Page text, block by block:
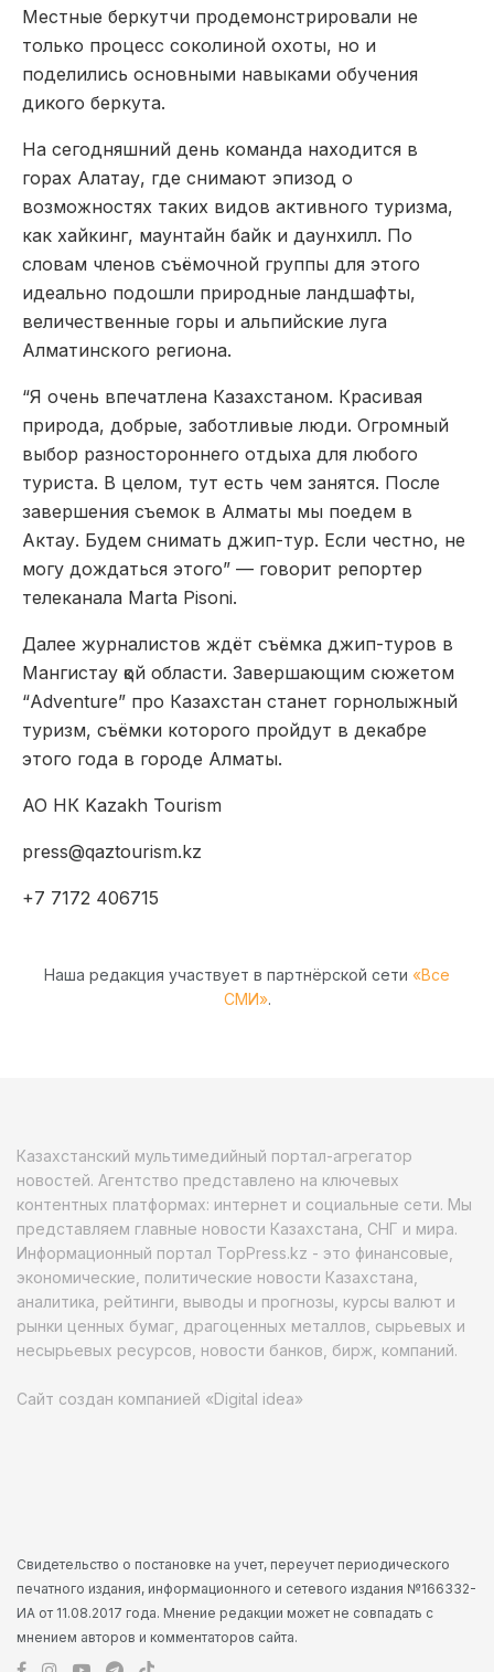
Местные беркутчи продемонстрировали не
только процесс соколиной охоты, но и
поделились основными навыками обучения
дикого беркута.
На сегодняшний день команда находится в
горах Алатау, где снимают эпизод о
возможностях таких видов активного туризма,
как хайкинг, маунтайн байк и даунхилл. По
словам членов съёмочной группы для этого
идеально подошли природные ландшафты,
величественные горы и альпийские луга
Алматинского региона.
“Я очень впечатлена Казахстаном. Красивая
природа, добрые, заботливые люди. Огромный
выбор разностороннего отдыха для любого
туриста. В целом, тут есть чем занятся. После
завершения съемок в Алматы мы поедем в
Актау. Будем снимать джип-тур. Если честно, не
могу дождаться этого” — говорит репортер
телеканала Marta Pisoni.
Далее журналистов ждёт съёмка джип-туров в
Мангистау қой области. Завершающим сюжетом
“Adventure” про Казахстан станет горнолыжный
туризм, съёмки которого пройдут в декабре
этого года в городе Алматы.
АО НК Kazakh Tourism
press@qaztourism.kz
+7 7172 406715
Наша редакция участвует в партнёрской сети «Все
СМИ».
Казахстанский мультимедийный портал-агрегатор
новостей. Агентство представлено на ключевых
контентных платформах: интернет и социальные сети. Мы
представляем главные новости Казахстана, СНГ и мира.
Информационный портал TopPress.kz - это финансовые,
экономические, политические новости Казахстана,
аналитика, рейтинги, выводы и прогнозы, курсы валют и
рынки ценных бумаг, драгоценных металлов, сырьевых и
несырьевых ресурсов, новости банков, бирж, компаний.
Сайт создан компанией «Digital idea»
Свидетельство о постановке на учет, переучет периодического
печатного издания, информационного и сетевого издания №166332-
ИА от 11.08.2017 года. Мнение редакции может не совпадать с
мнением авторов и комментаторов сайта.